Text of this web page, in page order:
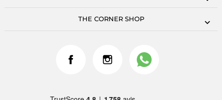
THE CORNER SHOP